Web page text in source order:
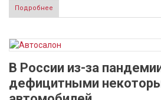
Подробнее
В России из-за
дефицитными